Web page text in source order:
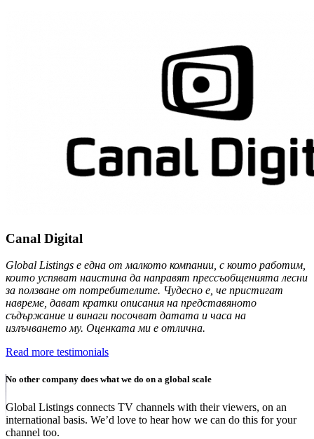
Canal Digital
Global Listings е една от малкото компании, с които работим,
които успяват наистина да направят прессъобщенията лесни
за ползване от потребителите. Чудесно е, че пристигат
навреме, дават кратки описания на представяното
съдържание и винаги посочват датата и часа на
излъчването му. Оценката ми е отлична.
Read more testimonials
No other company does what we do on a global scale
Global Listings connects TV channels with their viewers, on an
international basis. We’d love to hear how we can do this for your
channel too.